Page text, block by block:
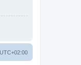
UTC+02:00